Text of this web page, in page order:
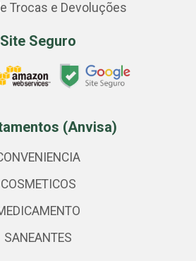
Trocas e Devoluções
Site Seguro
(Anvisa)
COSMETICOS
SANEANTES